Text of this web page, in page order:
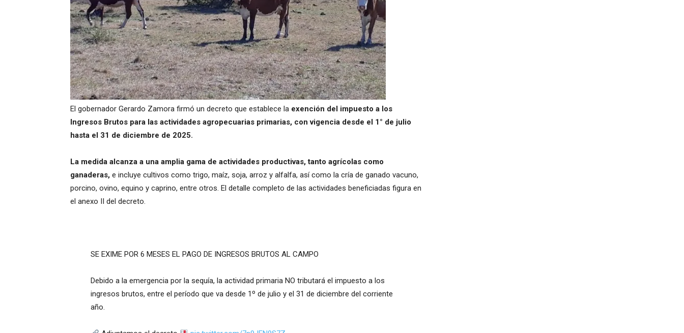
El gobernador Gerardo Zamora firmó un decreto que establece la exención del impuesto a los
Ingresos Brutos para las actividades agropecuarias primarias, con vigencia desde el 1° de julio
hasta el 31 de diciembre de 2025.
La medida alcanza a una amplia gama de actividades productivas, tanto agrícolas como
ganaderas, e incluye cultivos como trigo, maíz, soja, arroz y alfalfa, así como la cría de ganado vacuno,
porcino, ovino, equino y caprino, entre otros. El detalle completo de las actividades beneficiadas figura en
el anexo II del decreto.
SE EXIME POR 6 MESES EL PAGO DE INGRESOS BRUTOS AL CAMPO
Debido a la emergencia por la sequía, la actividad primaria NO tributará el impuesto a los
ingresos brutos, entre el período que va desde 1º de julio y el 31 de diciembre del corriente
año.